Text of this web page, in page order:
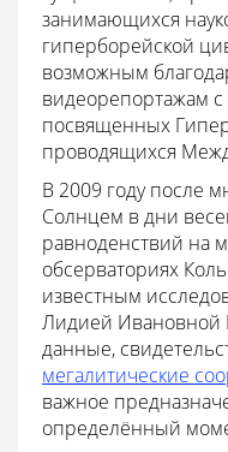
занимающихся
гиперборейской
возможным
видеорепортажам
посвященных
проводящихся
В 2009 году после
Солнцем в дни
равноденствий на
обсерваториях
известным
Лидией Ивановной
данные,
мегалитические
важное
определённый